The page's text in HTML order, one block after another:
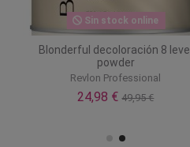
Sin stock online
Blonderful decoloración 8 level
powder
Revlon Professional
24,98 €49,95 €